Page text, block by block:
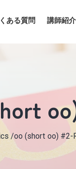
ある質問 講師紹介
/oo (short oo) #2-